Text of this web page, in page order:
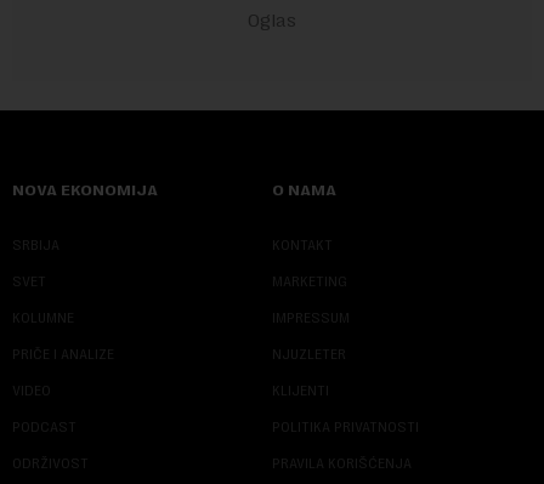
NOVA EKONOMIJA
SRBIJA
SVET
KOLUMNE
PRIČE I ANALIZE
VIDEO
PODCAST
ODRŽIVOST
O NAMA
KONTAKT
MARKETING
IMPRESSUM
NJUZLETER
KLIJENTI
POLITIKA PRIVATNOSTI
PRAVILA KORIŠĆENJA